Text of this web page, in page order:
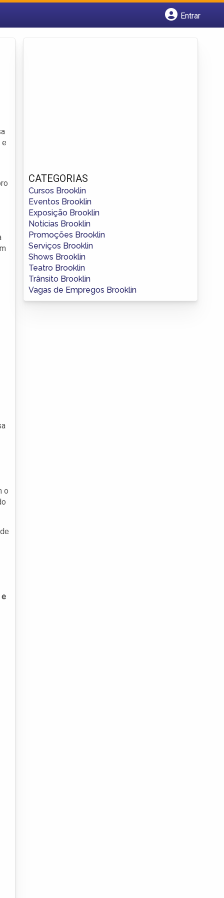
Entrar
e
o
e
CATEGORIAS
Cursos Brooklin
Eventos Brooklin
Exposição Brooklin
Notícias Brooklin
Promoções Brooklin
Serviços Brooklin
Shows Brooklin
Teatro Brooklin
Trânsito Brooklin
Vagas de Empregos Brooklin